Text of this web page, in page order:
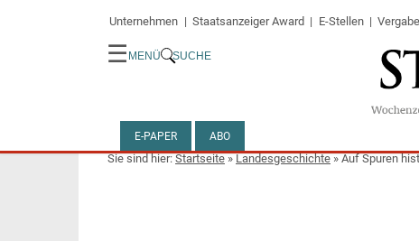
Unternehmen Staatsanzeiger Award E-Stellen Vergabe
☰ MENÜ SUCHE
E-PAPER ABO
Startseite»Landesgeschichte»Auf Spuren